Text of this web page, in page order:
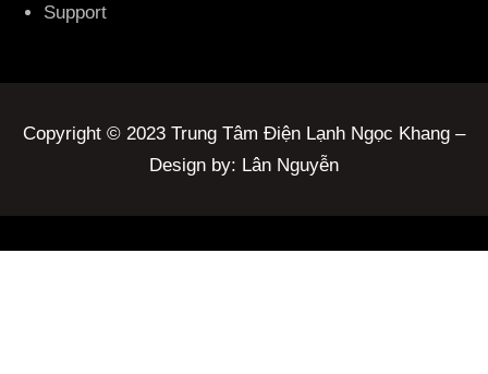
Support
Copyright © 2023 Trung Tâm Điện Lạnh Ngọc Khang –
Design by: Lân Nguyễn